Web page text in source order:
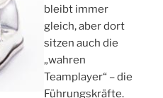
bleibt immer
gleich, aber dort
sitzen auch die
„wahren
Teamplayer“ – die
Führungskräfte.